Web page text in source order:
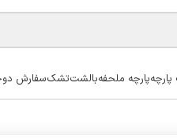
پارچه ملحفهبالشتتشکسفارش